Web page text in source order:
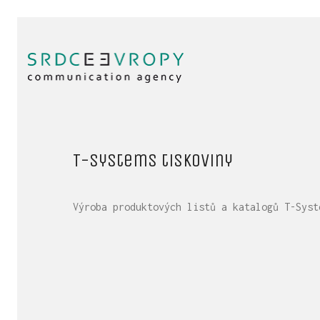
T-Systems tiskoviny
Výroba produktových listů a katalogů T-